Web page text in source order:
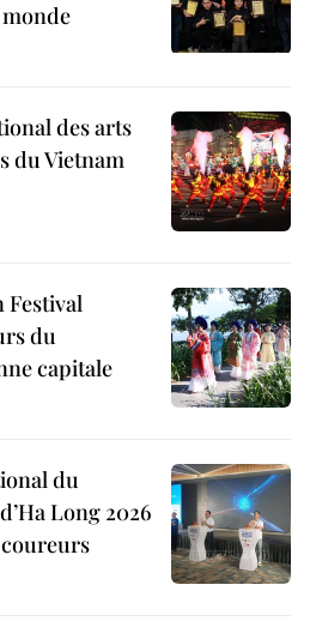
des arts
du Vietnam
Festival
du
capitale
du
Long 2026